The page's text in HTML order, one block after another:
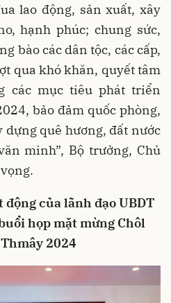
lao động, sản xuất, xây
hạnh phúc; chung sức,
bào các dân tộc, các cấp,
qua khó khăn, quyết tâm
các mục tiêu phát triển
bảo đảm quốc phòng,
quê hương, đất nước
minh”, Bộ trưởng, Chủ
của lãnh đạo UBDT
họp mặt mừng Chôl
2024